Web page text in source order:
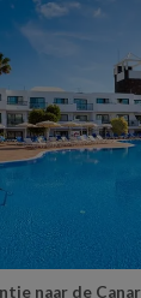
naar de